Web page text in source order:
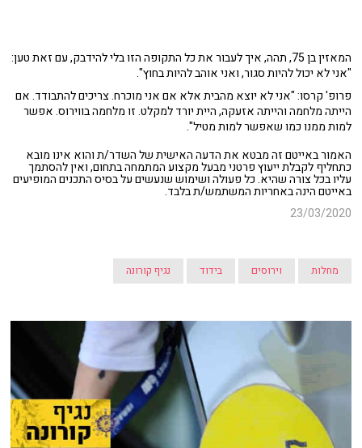
המאזין בן 75, תהה, איך לעבור את כל התקופה הזו בלי להידבק, עם זאת טען:
"אני לא יכול להיות סגור, ואני אוהב להיות בחוץ".
פרופ' קרסו: "אני לא יוצא מהבית אלא אם אני מוכרח. צריכים להתבודד. אם
הייתה מלחמה והייתה אזעקה, היית יורד למקלט. זו מלחמה בווירוס. אפשר
למות ממנו כמו שאפשר למות מטיל".
האמור באייטם זה מבטא את הדעה האישית של השדר/ת והוא אינו מובא
כתחליף לקבלת ייעוץ פרטני מבעל מקצוע המתמחה בתחום, ואין להסתמך
עליו בכל צורה שהיא. כל פעולה ושימוש שנעשים על בסיס התכנים המופיעים
באייטם הינה באחריות המשתמש/ת בלבד.
23/03/2020
מחלות וירוסים בידוד נגיף קורונה